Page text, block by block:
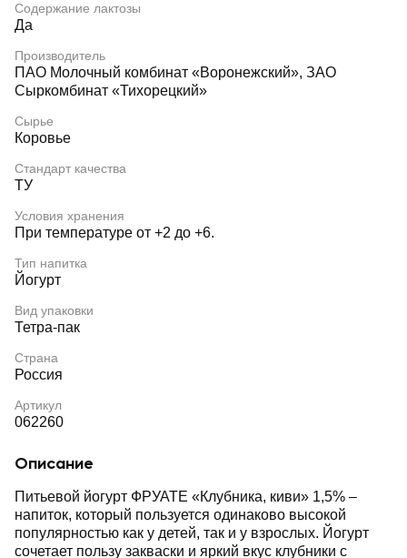
Содержание лактозы
Да
Производитель
ПАО Молочный комбинат «Воронежский», ЗАО
Сыркомбинат «Тихорецкий»
Сырье
Коровье
Стандарт качества
ТУ
Условия хранения
При температуре от +2 до +6.
Тип напитка
Йогурт
Вид упаковки
Тетра-пак
Страна
Россия
Артикул
062260
Описание
Питьевой йогурт ФРУАТЕ «Клубника, киви» 1,5% –
напиток, который пользуется одинаково высокой
популярностью как у детей, так и у взрослых. Йогурт
сочетает пользу закваски и яркий вкус клубники с